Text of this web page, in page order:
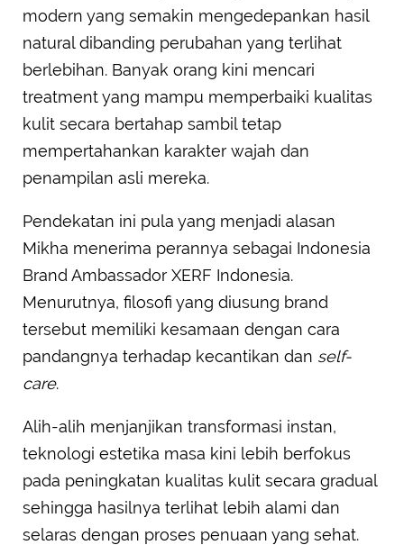
modern yang semakin mengedepankan hasil
natural dibanding perubahan yang terlihat
berlebihan. Banyak orang kini mencari
treatment yang mampu memperbaiki kualitas
kulit secara bertahap sambil tetap
mempertahankan karakter wajah dan
penampilan asli mereka.
Pendekatan ini pula yang menjadi alasan
Mikha menerima perannya sebagai Indonesia
Brand Ambassador XERF Indonesia.
Menurutnya, filosofi yang diusung brand
tersebut memiliki kesamaan dengan cara
pandangnya terhadap kecantikan dan self-
care.
Alih-alih menjanjikan transformasi instan,
teknologi estetika masa kini lebih berfokus
pada peningkatan kualitas kulit secara gradual
sehingga hasilnya terlihat lebih alami dan
selaras dengan proses penuaan yang sehat.